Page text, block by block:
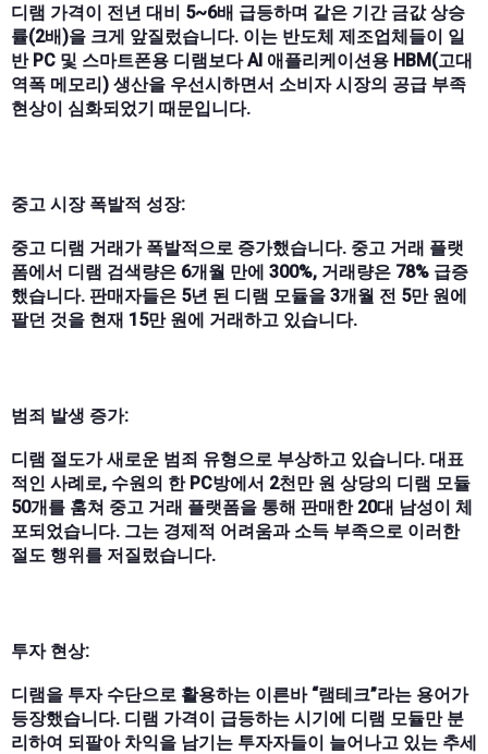
디램 가격이 전년 대비 5~6배 급등하며 같은 기간 금값 상승
률(2배)을 크게 앞질렀습니다. 이는 반도체 제조업체들이 일
반 PC 및 스마트폰용 디램보다 AI 애플리케이션용 HBM(고대
역폭 메모리) 생산을 우선시하면서 소비자 시장의 공급 부족
현상이 심화되었기 때문입니다.
중고 시장 폭발적 성장:
중고 디램 거래가 폭발적으로 증가했습니다. 중고 거래 플랫
폼에서 디램 검색량은 6개월 만에 300%, 거래량은 78% 급증
했습니다. 판매자들은 5년 된 디램 모듈을 3개월 전 5만 원에
팔던 것을 현재 15만 원에 거래하고 있습니다.
범죄 발생 증가:
디램 절도가 새로운 범죄 유형으로 부상하고 있습니다. 대표
적인 사례로, 수원의 한 PC방에서 2천만 원 상당의 디램 모듈
50개를 훔쳐 중고 거래 플랫폼을 통해 판매한 20대 남성이 체
포되었습니다. 그는 경제적 어려움과 소득 부족으로 이러한
절도 행위를 저질렀습니다.
투자 현상:
디램을 투자 수단으로 활용하는 이른바 “램테크”라는 용어가
등장했습니다. 디램 가격이 급등하는 시기에 디램 모듈만 분
리하여 되팔아 차익을 남기는 투자자들이 늘어나고 있는 추세